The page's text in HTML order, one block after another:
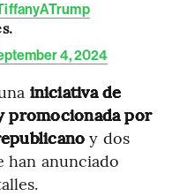
4, 2024
iniciativa de
promocionada por
y dos
han anunciado